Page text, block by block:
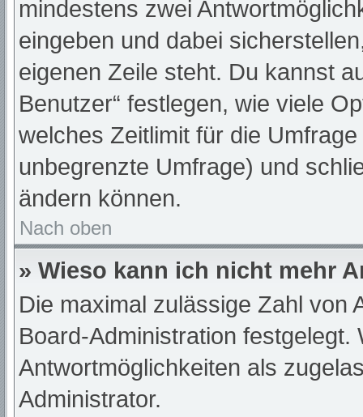
mindestens zwei
eingeben und dabei
eigenen Zeile steht. Du kannst
Benutzer“ festlegen, wie viele
welches Zeitlimit für die
unbegrenzte Umfrage) und
ändern können.
Nach oben
» Wieso kann ich nicht mehr
Die maximal zulässige Zahl von
Board-Administration festgelegt.
Antwortmöglichkeiten als
Administrator.